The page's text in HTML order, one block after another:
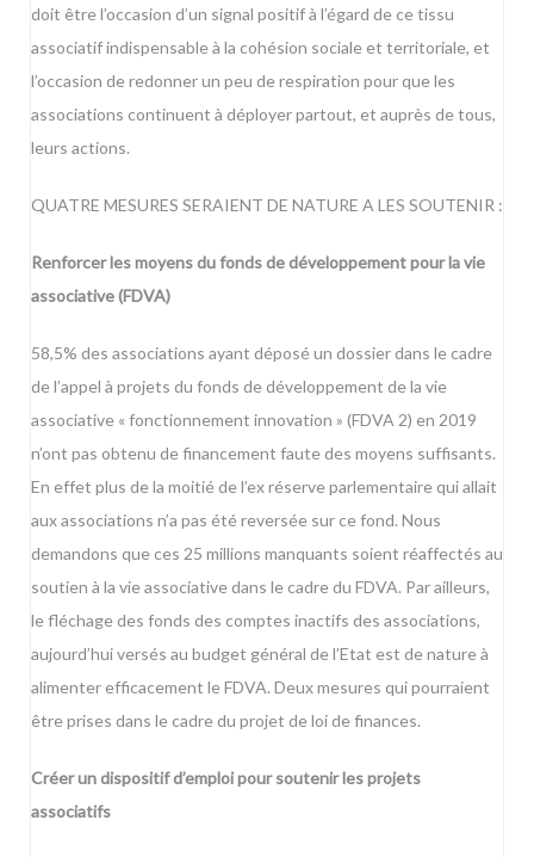
doit être l’occasion d’un signal positif à l’égard de ce tissu
associatif indispensable à la cohésion sociale et territoriale, et
l’occasion de redonner un peu de respiration pour que les
associations continuent à déployer partout, et auprès de tous,
leurs actions.
QUATRE MESURES SERAIENT DE NATURE A LES SOUTENIR :
Renforcer les moyens du fonds de développement pour la vie
associative (FDVA)
58,5% des associations ayant déposé un dossier dans le cadre
de l’appel à projets du fonds de développement de la vie
associative « fonctionnement innovation » (FDVA 2) en 2019
n’ont pas obtenu de financement faute des moyens suffisants.
En effet plus de la moitié de l’ex réserve parlementaire qui allait
aux associations n’a pas été reversée sur ce fond. Nous
demandons que ces 25 millions manquants soient réaffectés au
soutien à la vie associative dans le cadre du FDVA. Par ailleurs,
le fléchage des fonds des comptes inactifs des associations,
aujourd’hui versés au budget général de l’Etat est de nature à
alimenter efficacement le FDVA. Deux mesures qui pourraient
être prises dans le cadre du projet de loi de finances.
Créer un dispositif d’emploi pour soutenir les projets
associatifs